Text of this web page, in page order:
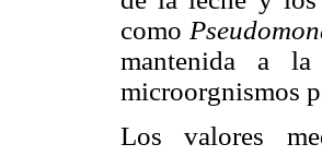
como
mantenida a
microorgnismos
Los valores